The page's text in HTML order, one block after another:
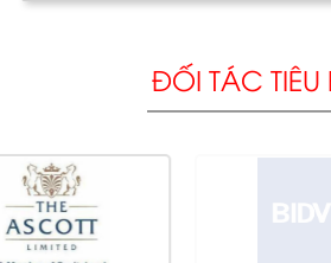
ĐỐI TÁC TIÊU